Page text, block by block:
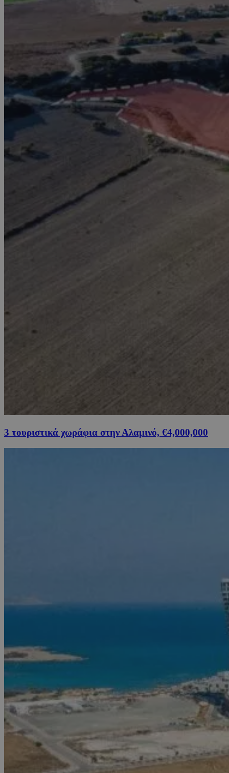
3 τουριστικά χωράφια στην Αλαμινό, €4,000,000